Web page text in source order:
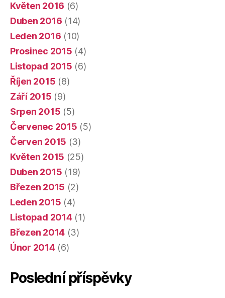
Květen 2016 (6)
Duben 2016 (14)
Leden 2016 (10)
Prosinec 2015 (4)
Listopad 2015 (6)
Říjen 2015 (8)
Září 2015 (9)
Srpen 2015 (5)
Červenec 2015 (5)
Červen 2015 (3)
Květen 2015 (25)
Duben 2015 (19)
Březen 2015 (2)
Leden 2015 (4)
Listopad 2014(1)
Březen 2014 (3)
Únor 2014(6)
Poslední příspěvky